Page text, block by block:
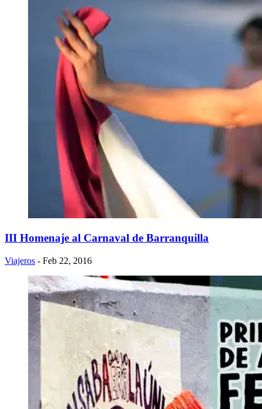
III Homenaje al Carnaval de Barranquilla
Viajeros - Feb 22, 2016